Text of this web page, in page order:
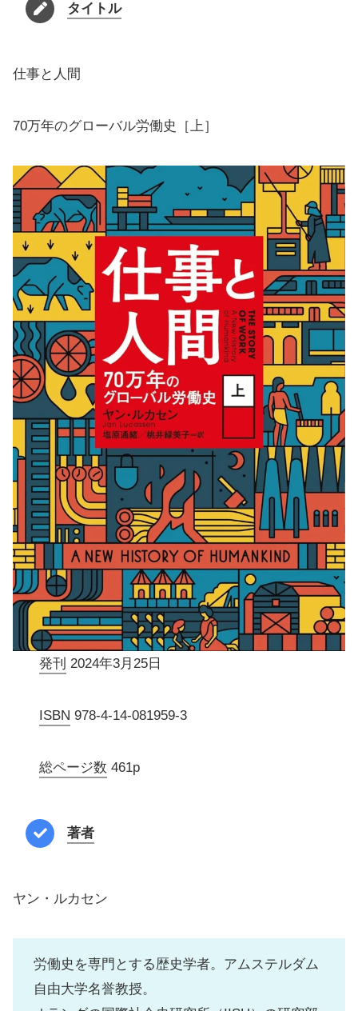
タイトル
仕事と人間
70万年のグローバル労働史［上］
発刊 2024年3月25日
ISBN 978-4-14-081959-3
総ページ数 461p
著者
ヤン・ルカセン
労働史を専門とする歴史学者。アムステルダム
自由大学名誉教授。